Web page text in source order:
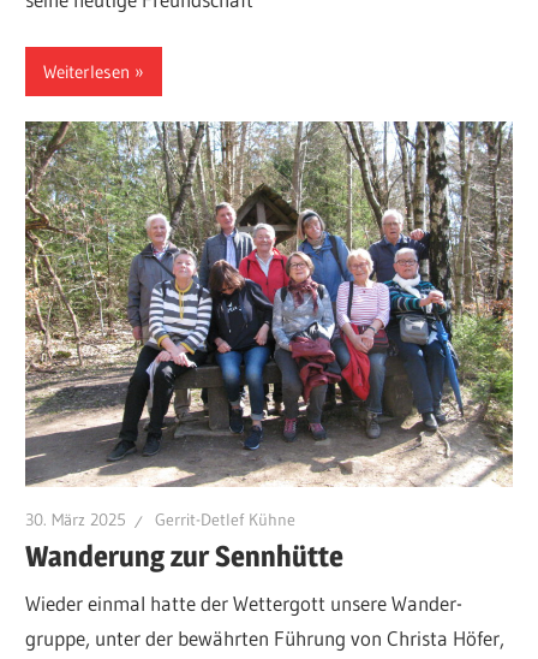
Weiterlesen
30. März 2025 Gerrit-Detlef Kühne
Wanderung zur Sennhütte
Wieder einmal hatte der Wettergott unsere Wander-
gruppe, unter der bewährten Führung von Christa Höfer,